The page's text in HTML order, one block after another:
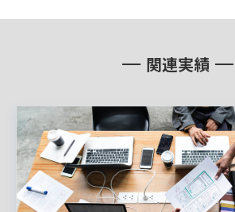
関連実績